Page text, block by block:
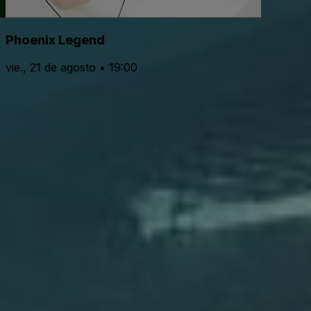
Phoenix Legend
vie., 21 de agosto • 19:00